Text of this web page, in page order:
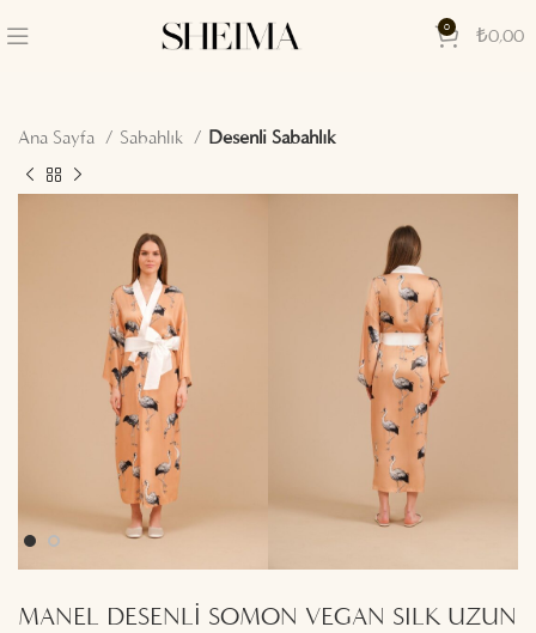
0 ₺0,00
Ana Sayfa Sabahlık Desenli Sabahlık
MANEL DESENLİ SOMON VEGAN SILK UZUN